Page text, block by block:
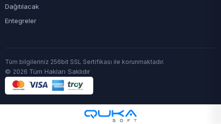
Dağıtılacak
Entegreler
Tüm bilgileriniz 256bit SSL Sertifikası ile korunmaktadır.
© 2026 Tüm Hakları Saklıdır